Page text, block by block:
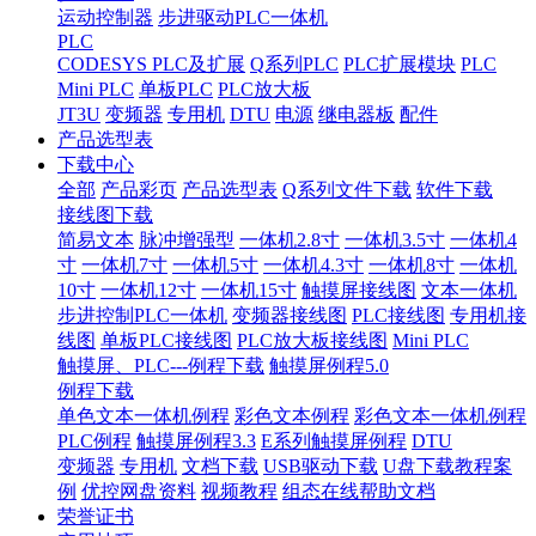
运动控制器 步进驱动PLC一体机
PLC
CODESYS PLC及扩展 Q系列PLC PLC扩展模块 PLC
Mini PLC 单板PLC PLC放大板
JT3U 变频器 专用机 DTU 电源 继电器板 配件
产品选型表
下载中心
全部 产品彩页 产品选型表 Q系列文件下载 软件下载
接线图下载
简易文本 脉冲增强型 一体机2.8寸 一体机3.5寸 一体机4
寸 一体机7寸 一体机5寸 一体机4.3寸 一体机8寸 一体机
10寸 一体机12寸 一体机15寸 触摸屏接线图 文本一体机
步进控制PLC一体机 变频器接线图 PLC接线图 专用机接
线图 单板PLC接线图 PLC放大板接线图 Mini PLC
触摸屏、PLC---例程下载 触摸屏例程5.0
例程下载
单色文本一体机例程 彩色文本例程 彩色文本一体机例程
PLC例程 触摸屏例程3.3 E系列触摸屏例程 DTU
变频器 专用机 文档下载 USB驱动下载 U盘下载教程案
例 优控网盘资料 视频教程 组态在线帮助文档
荣誉证书